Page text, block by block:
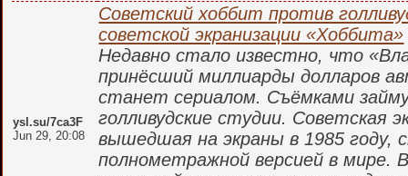
ysl.su/7ca3F
Jun 29, 20:08
Советский хоббит против
советской экранизации «Хоббита»
Недавно стало известно, что
принёсший миллиарды долларов
станет сериалом. Съёмками
голливудские студии. Советская
вышедшая на экраны в 1985
полнометражной версией в мире.